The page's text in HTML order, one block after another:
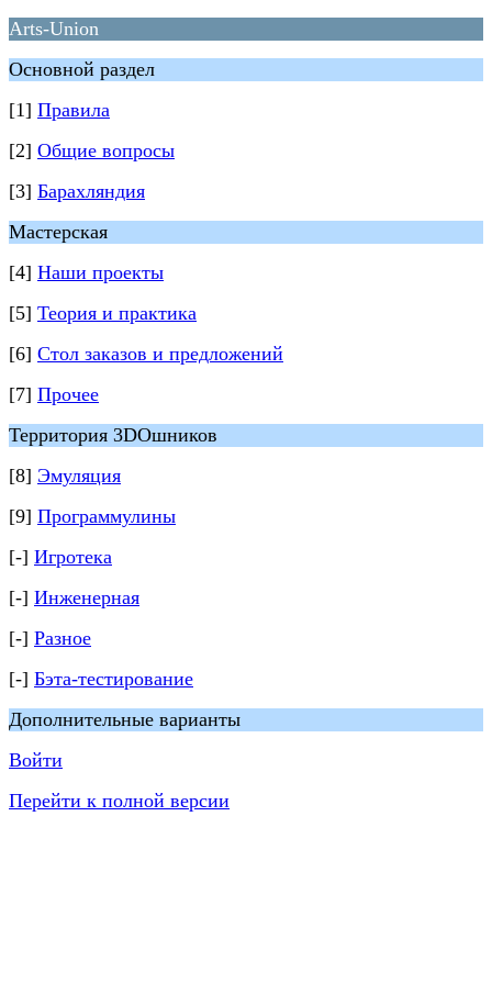
Arts-Union
Основной раздел
[1] Правила
[2] Общие вопросы
[3] Барахляндия
Мастерская
[4] Наши проекты
[5] Теория и практика
[6] Стол заказов и предложений
[7] Прочее
Территория 3DOшников
[8] Эмуляция
[9] Программулины
[-] Игротека
[-] Инженерная
[-] Разное
[-] Бэта-тестирование
Дополнительные варианты
Войти
Перейти к полной версии